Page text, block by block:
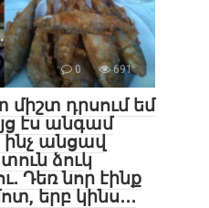
0 691
միշտ դրսում եմ
էս անգամ
ինչ անցավ
ձուկ
Դեռ նոր էինք
երբ կինս․․․